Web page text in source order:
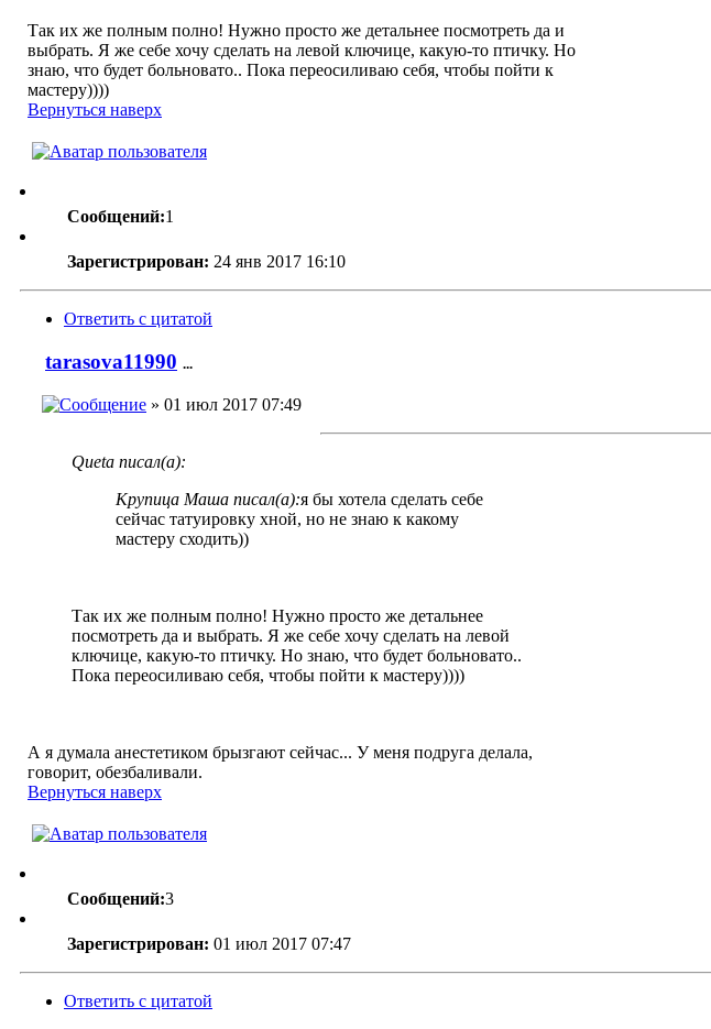
Так их же полным полно! Нужно просто же детальнее посмотреть да и
выбрать. Я же себе хочу сделать на левой ключице, какую-то птичку. Но
знаю, что будет больновато.. Пока переосиливаю себя, чтобы пойти к
мастеру))))
Вернуться наверх
Сообщений:1
Зарегистрирован: 24 янв 2017 16:10
Ответить с цитатой
tarasova11990 ...
» 01 июл 2017 07:49
Queta писал(а):
Крупица Маша писал(а):я бы хотела сделать себе
сейчас татуировку хной, но не знаю к какому
мастеру сходить))
Так их же полным полно! Нужно просто же детальнее
посмотреть да и выбрать. Я же себе хочу сделать на левой
ключице, какую-то птичку. Но знаю, что будет больновато..
Пока переосиливаю себя, чтобы пойти к мастеру))))
А я думала анестетиком брызгают сейчас... У меня подруга делала,
говорит, обезбаливали.
Вернуться наверх
Сообщений:3
Зарегистрирован: 01 июл 2017 07:47
Ответить с цитатой